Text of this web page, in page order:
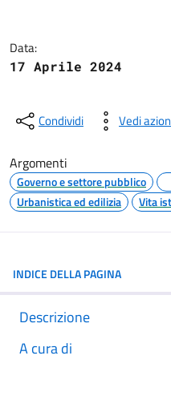
Data:
17 Aprile 2024
Condividi Vedi
Argomenti
Governo e settore pubblico
Urbanistica ed edilizia
Vita
INDICE DELLA PAGINA
Descrizione
A cura di